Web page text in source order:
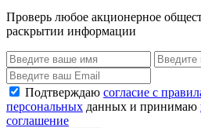
Проверь любое акционерное
раскрытии информации
Подтверждаю согласие с
персональных данных и принимаю
соглашение